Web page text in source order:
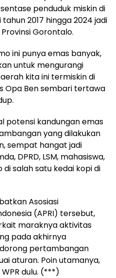
penduduk miskin di
2017 hingga 2024 jadi
Gorontalo.
ini punya emas banyak,
untuk mengurangi
kita ini termiskin di
Opa Ben sembari tertawa
potensi kandungan emas
yang dilakukan
sempat hangat jadi
DPRD, LSM, mahasiswa,
di salah satu kedai kopi di
Asosiasi
(APRI) tersebut,
maraknya aktivitas
pada akhirnya
pertambangan
aturan. Poin utamanya,
dulu. (***)